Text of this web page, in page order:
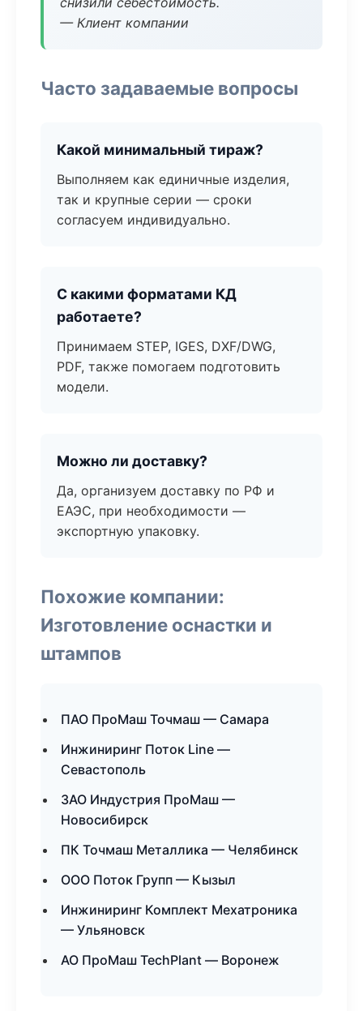
— Клиент компании
Часто задаваемые вопросы
Какой минимальный тираж?
Выполняем как единичные изделия,
так и крупные серии — сроки
согласуем индивидуально.
С какими форматами КД
работаете?
Принимаем STEP, IGES, DXF/DWG,
PDF, также помогаем подготовить
модели.
Можно ли доставку?
Да, организуем доставку по РФ и
ЕАЭС, при необходимости —
экспортную упаковку.
Похожие компании:
Изготовление оснастки и
штампов
ПАО ПроМаш Точмаш — Самара
Инжиниринг Поток Line —
Севастополь
ЗАО Индустрия ПроМаш —
Новосибирск
ПК Точмаш Металлика — Челябинск
ООО Поток Групп — Кызыл
Инжиниринг Комплект Мехатроника
— Ульяновск
АО ПроМаш TechPlant — Воронеж